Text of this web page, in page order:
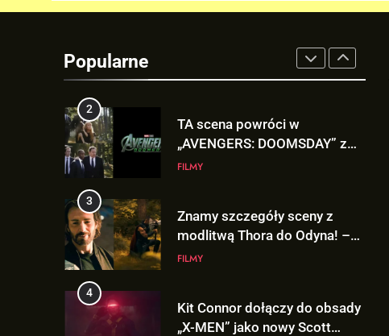
Popularne
Staten Island? – „SPIDER-
MAN: BRAND NEW DAY”
2
TA scena powróci w
„AVENGERS: DOOMSDAY” z
Pepper Potts w roli głównej!
FILMY
3
Znamy szczegóły sceny z
modlitwą Thora do Odyna! –
„AVENGERS: DOOMSDAY”
FILMY
4
Kit Connor dołączy do obsady
„X-MEN” jako nowy Scott